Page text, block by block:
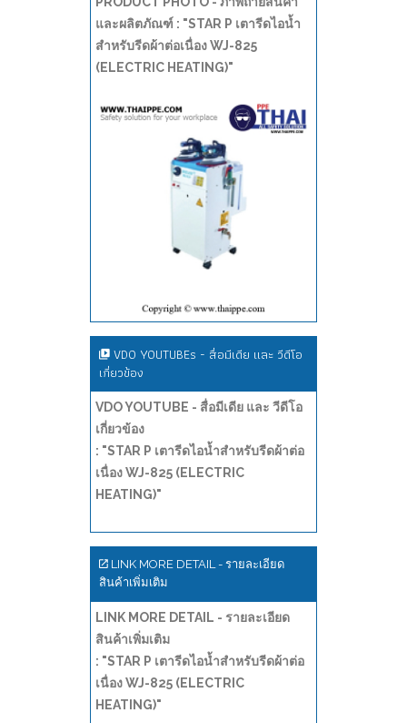
และผลิตภัณฑ์ : "STAR P เตารีดไอน้ำ
สำหรับรีดผ้าต่อเนื่อง WJ-825
(ELECTRIC HEATING)"
VDO YOUTUBEs - สื่อมีเดีย และ วีดีโอ
เกี่ยวข้อง
VDO YOUTUBE - สื่อมีเดีย และ วีดีโอ
เกี่ยวข้อง
: "STAR P เตารีดไอน้ำสำหรับรีดผ้าต่อ
เนื่อง WJ-825 (ELECTRIC
HEATING)"
LINK MORE DETAIL - รายละเอียด
สินค้าเพิ่มเติม
LINK MORE DETAIL - รายละเอียด
สินค้าเพิ่มเติม
: "STAR P เตารีดไอน้ำสำหรับรีดผ้าต่อ
เนื่อง WJ-825 (ELECTRIC
HEATING)"